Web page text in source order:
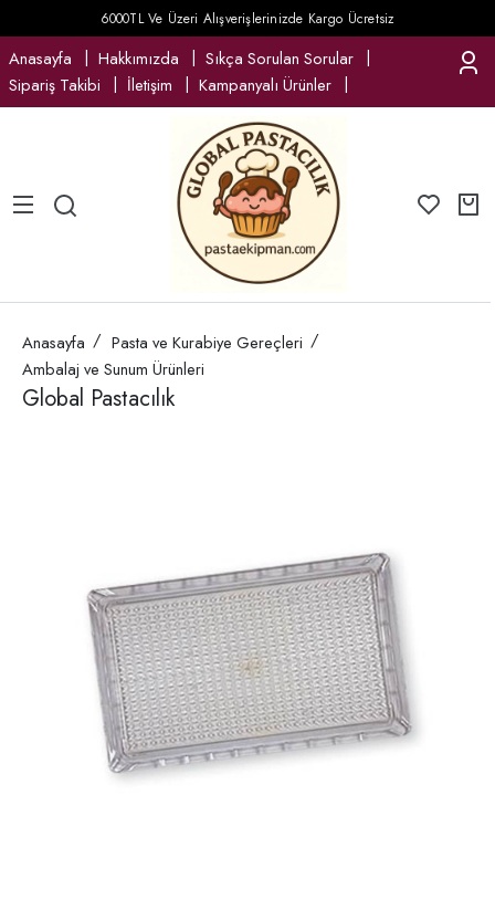
6000TL Ve Üzeri Alışverişlerinizde Kargo Ücretsiz
Anasayfa Hakkımızda
Sıkça Sorulan Sorular
Sipariş Takibi
İletişim Kampanyalı Ürünler
Anasayfa
Pasta ve Kurabiye Gereçleri
Ambalaj ve Sunum Ürünleri
Global Pastacılık